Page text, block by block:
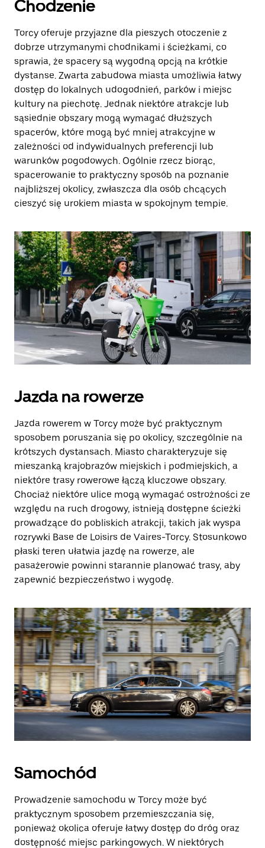
Chodzenie
Torcy oferuje przyjazne dla pieszych otoczenie z
dobrze utrzymanymi chodnikami i ścieżkami, co
sprawia, że spacery są wygodną opcją na krótkie
dystanse. Zwarta zabudowa miasta umożliwia łatwy
dostęp do lokalnych udogodnień, parków i miejsc
kultury na piechotę. Jednak niektóre atrakcje lub
sąsiednie obszary mogą wymagać dłuższych
spacerów, które mogą być mniej atrakcyjne w
zależności od indywidualnych preferencji lub
warunków pogodowych. Ogólnie rzecz biorąc,
spacerowanie to praktyczny sposób na poznanie
najbliższej okolicy, zwłaszcza dla osób chcących
cieszyć się urokiem miasta w spokojnym tempie.
Jazda na rowerze
Jazda rowerem w Torcy może być praktycznym
sposobem poruszania się po okolicy, szczególnie na
krótszych dystansach. Miasto charakteryzuje się
mieszanką krajobrazów miejskich i podmiejskich, a
niektóre trasy rowerowe łączą kluczowe obszary.
Chociaż niektóre ulice mogą wymagać ostrożności ze
względu na ruch drogowy, istnieją dostępne ścieżki
prowadzące do pobliskich atrakcji, takich jak wyspa
rozrywki Base de Loisirs de Vaires-Torcy. Stosunkowo
płaski teren ułatwia jazdę na rowerze, ale
pasażerowie powinni starannie planować trasy, aby
zapewnić bezpieczeństwo i wygodę.
Samochód
Prowadzenie samochodu w Torcy może być
praktycznym sposobem przemieszczania się,
ponieważ okolica oferuje łatwy dostęp do dróg oraz
dostępność miejsc parkingowych. W niektórych